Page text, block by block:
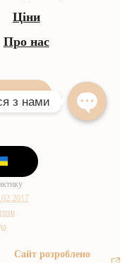
Ціни
Про нас
Сайт розроблено